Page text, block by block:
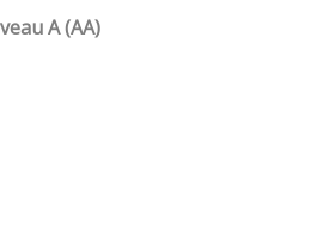
A (AA)